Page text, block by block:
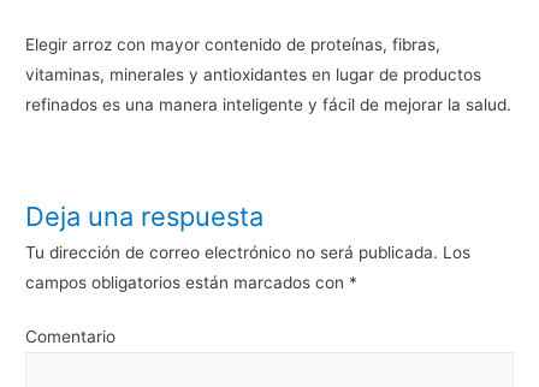
Elegir arroz con mayor contenido de proteínas, fibras,
vitaminas, minerales y antioxidantes en lugar de productos
refinados es una manera inteligente y fácil de mejorar la salud.
Deja una respuesta
Tu dirección de correo electrónico no será publicada. Los
campos obligatorios están marcados con *
Comentario